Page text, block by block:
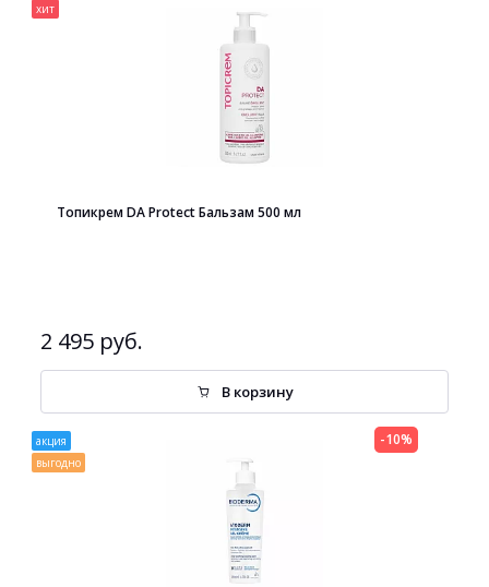
хит
Топикрем DA Protect Бальзам 500 мл
2 495 руб.
В корзину
акция
выгодно
-10%